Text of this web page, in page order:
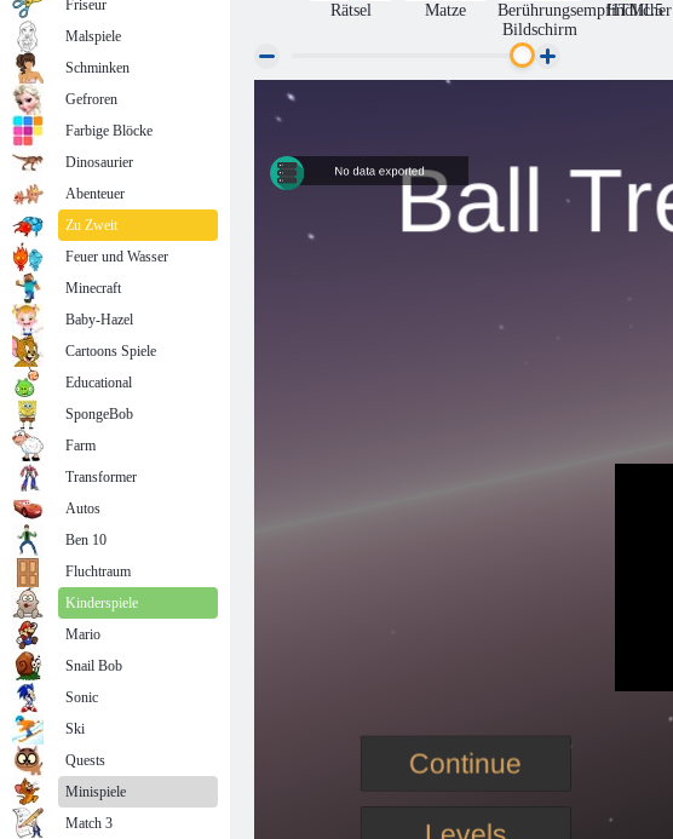
Rätsel Matze
Berührungsempfindlicher
Bildschirm
HTML5
Friseur
Malspiele
Schminken
Gefroren
Farbige Blöcke
Dinosaurier
Abenteuer
Zu Zweit
Feuer und Wasser
Minecraft
Baby-Hazel
Cartoons Spiele
Educational
SpongeBob
Farm
Transformer
Autos
Ben 10
Fluchtraum
Kinderspiele
Mario
Snail Bob
Sonic
Ski
Quests
Minispiele
Match 3